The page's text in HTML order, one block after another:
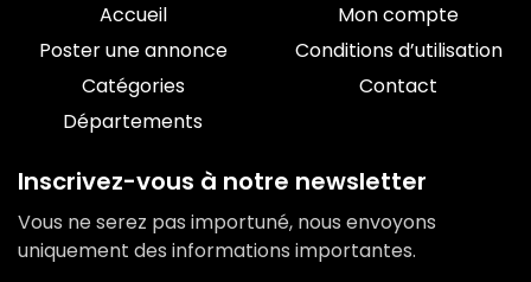
Accueil
Poster une annonce
Catégories
Départements
Mon compte
Conditions d’utilisation
Contact
Inscrivez-vous à notre newsletter
Vous ne serez pas importuné, nous envoyons
uniquement des informations importantes.